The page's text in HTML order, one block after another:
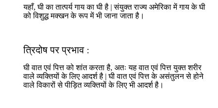
यहाँ, घी का तात्पर्य गाय का घी है | संयुक्त राज्य अमेरिका में गाय के घी
को विशुद्ध मक्खन के रूप में भी जाना जाता है।
त्रिदोष पर प्रभाव :
घी वात एवं पित्त को शांत करता है, अतः यह वात एवं पित्त युक्त शरीर
वाले व्यक्तियों के लिए आदर्श है | घी वात एवं पित्त के असंतुलन से होने
वाले विकारों से पीड़ित व्यक्तियों के लिए भी आदर्श है।